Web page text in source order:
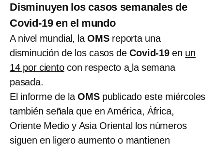
Disminuyen los casos semanales de
Covid-19 en el mundo
A nivel mundial, laOMS reporta una
disminución de los casos deCovid-19en un
14 por cientocon respecto a la semana
pasada.
El informe de la OMS publicado este miércoles
también señala que en América, África,
Oriente Medio y Asia Oriental los números
siguen en ligero aumento o mantienen